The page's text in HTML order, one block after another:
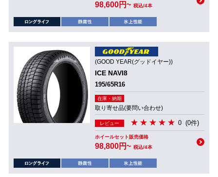
98,600円~ 税込/4本
(GOOD YEAR(グッドイヤー))
ICE NAVI8
195/65R16
在庫・納期
取り寄せ品(要問い合わせ)
レビュー 0 (0件)
ホイールセット販売価格
98,800円~ 税込/4本